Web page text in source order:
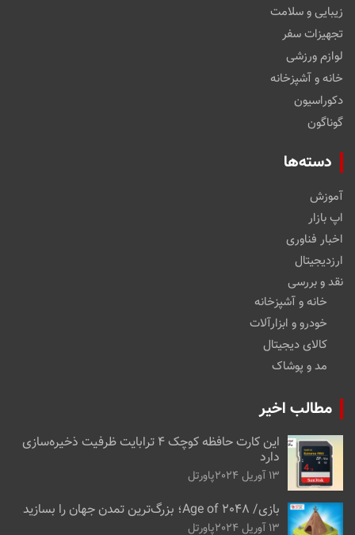
زیبایی و سلامت
تجهیزات سفر
لوازم ورزشی
خانه و آشپزخانه
دکوراسیون
گوناگون
دسته‌ها
آموزش
اپ بازار
اخبار فناوری
ارزدیجیتال
نقد و بررسی
خانه و آشپزخانه
خودرو و ابزارآلات
کالای دیجیتال
مد و پوشاک
مطالب اخیر
این کارت حافظه کوچک ۴ ترابایت ظرفیت ذخیره‌سازی
دارد
13 آوریل 2024 پاورتل
بازی/ Age of 2048؛ بزرگ‌ترین تمدن جهان را بسازید
13 آوریل 2024 پاورتل